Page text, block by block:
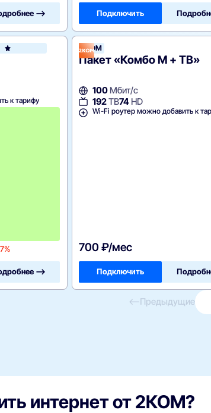
—> Подключить
2КОМ
к тарифу
—>
2КОМ
Пакет «Комбо M + ТВ»
100Мбит/с
192ТВ74HD
Wi-Fi роутер можно добавить к
700 ₽/мес
Подключить
<— Предыдущие
интернет от 2КОМ?